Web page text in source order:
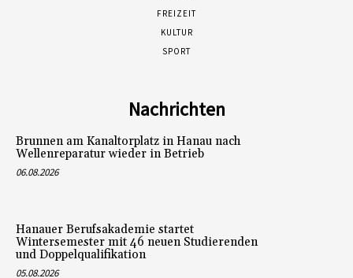
FREIZEIT
KULTUR
SPORT
Nachrichten
Brunnen am Kanaltorplatz in Hanau nach
Wellenreparatur wieder in Betrieb
06.08.2026
Hanauer Berufsakademie startet
Wintersemester mit 46 neuen Studierenden
und Doppelqualifikation
05.08.2026